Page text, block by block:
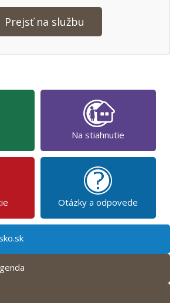
Prejsť na službu
Na stiahnutie
Otázky a odpovede